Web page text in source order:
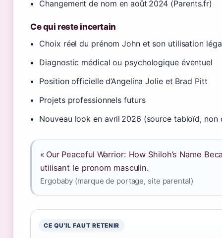
Changement de nom en août 2024 (Parents.fr)
Ce qui reste incertain
Choix réel du prénom John et son utilisation
Diagnostic médical ou psychologique éventuel
Position officielle d’Angelina Jolie et Brad Pitt
Projets professionnels futurs
Nouveau look en avril 2026 (source tabloïd, non
« Our Peaceful Warrior: How Shiloh’s Name
utilisant le pronom masculin.
Ergobaby (marque de portage, site parental)
CE QU’IL FAUT RETENIR